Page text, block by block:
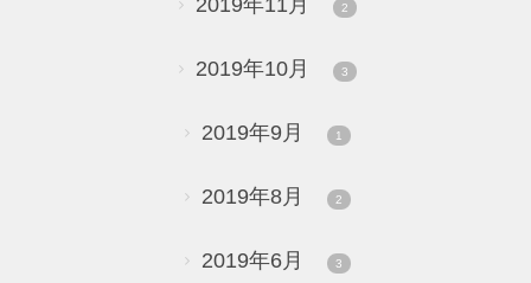
2019年11月 2
2019年10月 3
2019年9月 1
2019年8月 2
2019年6月 3